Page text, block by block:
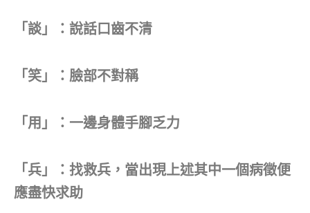
「談」：說話口齒不清
「笑」：臉部不對稱
「用」：一邊身體手腳乏力
「兵」：找救兵，當出現上述其中一個病徵便
應盡快求助